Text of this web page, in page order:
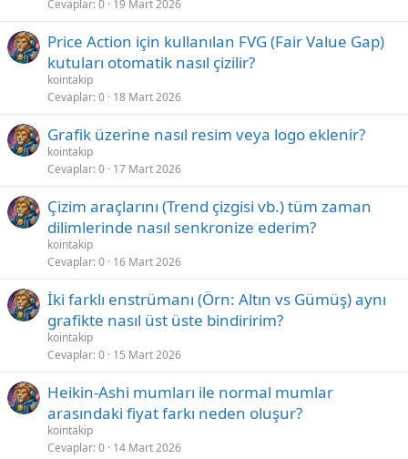
Cevaplar 0 19 Mart 2026
Price Action için kullanılan FVG (Fair Value Gap)
kutuları otomatik nasıl çizilir?
kointakip
Cevaplar 0 18 Mart 2026
Grafik üzerine nasıl resim veya logo eklenir?
kointakip
Cevaplar 0 17 Mart 2026
Çizim araçlarını (Trend çizgisi vb.) tüm zaman
dilimlerinde nasıl senkronize ederim?
kointakip
Cevaplar 0 16 Mart 2026
İki farklı enstrümanı (Örn: Altın vs Gümüş) aynı
grafikte nasıl üst üste bindiririm?
kointakip
Cevaplar 0 15 Mart 2026
Heikin-Ashi mumları ile normal mumlar
arasındaki fiyat farkı neden oluşur?
kointakip
Cevaplar 0 14 Mart 2026